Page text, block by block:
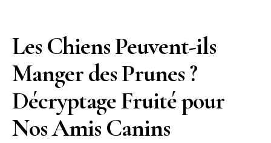
Les Chiens Peuvent-ils
Manger des Prunes ?
Décryptage Fruité pour
Nos Amis Canins